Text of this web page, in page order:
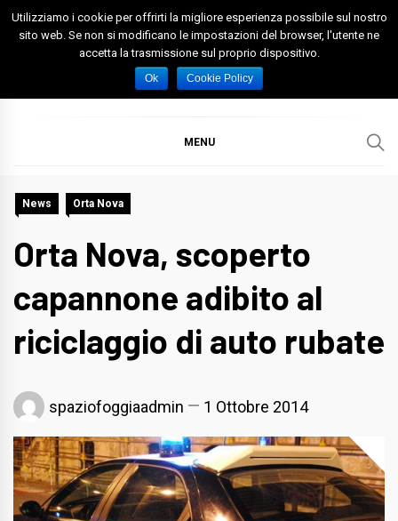
Skip
Spazio Foggia
Foggia News Calcio Eventi e Attività nella Capitanata
MENU
News Orta Nova
Orta Nova, scoperto
capannone adibito al
riciclaggio di auto rubate
spaziofoggiaadmin 1 Ottobre 2014
Utilizziamo i cookie per offrirti la migliore esperienza possibile sul nostro
sito web. Se non si modificano le impostazioni del browser, l'utente ne
accetta la trasmissione sul proprio dispositivo.
Ok Cookie Policy